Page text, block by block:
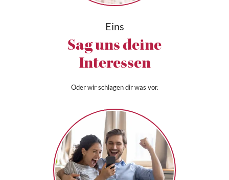
Eins
Sag uns deine
Interessen
Oder wir schlagen dir was vor.